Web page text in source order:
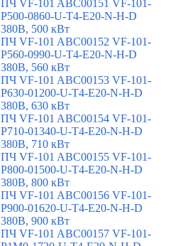
ПЧ VF-101 ABC00151 VF-101-
P500-0860-U-T4-E20-N-H-D
380В, 500 кВт
ПЧ VF-101 ABC00152 VF-101-
P560-0990-U-T4-E20-N-H-D
380В, 560 кВт
ПЧ VF-101 ABC00153 VF-101-
P630-01200-U-T4-E20-N-H-D
380В, 630 кВт
ПЧ VF-101 ABC00154 VF-101-
P710-01340-U-T4-E20-N-H-D
380В, 710 кВт
ПЧ VF-101 ABC00155 VF-101-
P800-01500-U-T4-E20-N-H-D
380В, 800 кВт
ПЧ VF-101 ABC00156 VF-101-
P900-01620-U-T4-E20-N-H-D
380В, 900 кВт
ПЧ VF-101 ABC00157 VF-101-